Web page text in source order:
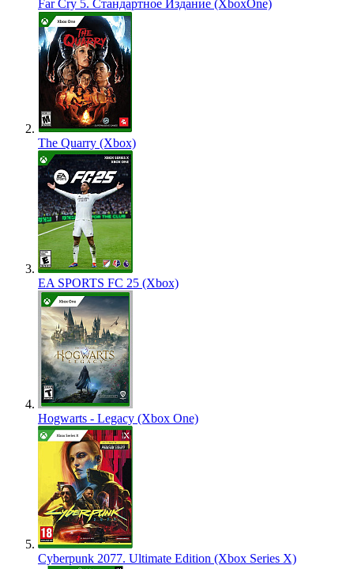
Far Cry 5. Стандартное Издание (XboxOne)
The Quarry (Xbox)
EA SPORTS FC 25 (Xbox)
Hogwarts - Legacy (Xbox One)
Cyberpunk 2077. Ultimate Edition (Xbox Series X)